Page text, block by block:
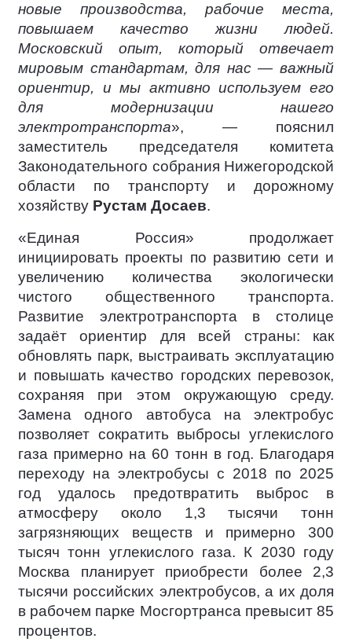
новые производства, рабочие места,
повышаем качество жизни людей.
Московский опыт, который отвечает
мировым стандартам, для нас — важный
ориентир, и мы активно используем его
для модернизации нашего
электротранспорта», — пояснил
заместитель председателя комитета
Законодательного собрания Нижегородской
области по транспорту и дорожному
хозяйству Рустам Досаев.
«Единая Россия» продолжает
инициировать проекты по развитию сети и
увеличению количества экологически
чистого общественного транспорта.
Развитие электротранспорта в столице
задаёт ориентир для всей страны: как
обновлять парк, выстраивать эксплуатацию
и повышать качество городских перевозок,
сохраняя при этом окружающую среду.
Замена одного автобуса на электробус
позволяет сократить выбросы углекислого
газа примерно на 60 тонн в год. Благодаря
переходу на электробусы с 2018 по 2025
год удалось предотвратить выброс в
атмосферу около 1,3 тысячи тонн
загрязняющих веществ и примерно 300
тысяч тонн углекислого газа. К 2030 году
Москва планирует приобрести более 2,3
тысячи российских электробусов, а их доля
в рабочем парке Мосгортранса превысит 85
процентов.